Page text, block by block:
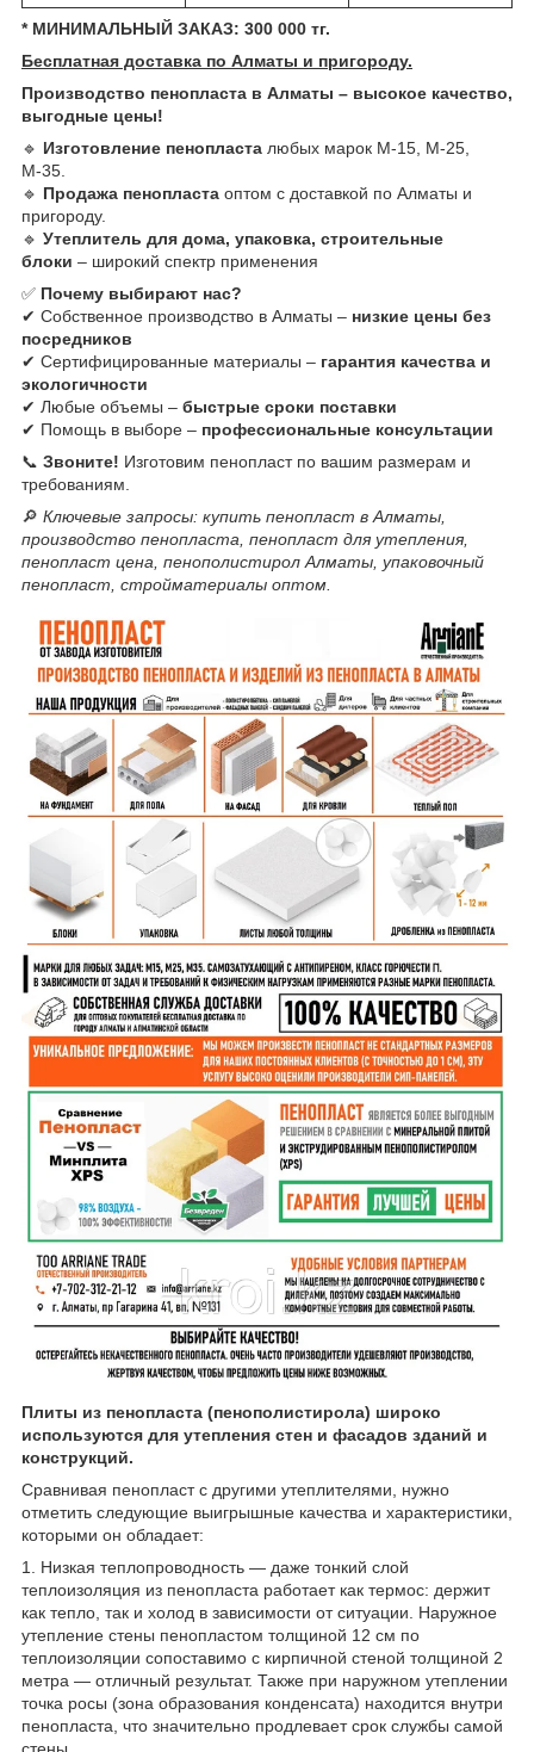
* МИНИМАЛЬНЫЙ ЗАКАЗ: 300 000 тг.
Бесплатная доставка по Алматы и пригороду.
Производство пенопласта в Алматы – высокое качество,
выгодные цены!
🔹 Изготовление пенопласта любых марок М-15, М-25,
М-35.
🔹 Продажа пенопласта оптом с доставкой по Алматы и
пригороду.
🔹 Утеплитель для дома, упаковка, строительные
блоки – широкий спектр применения
✅ Почему выбирают нас?
✔ Собственное производство в Алматы – низкие цены без
посредников
✔ Сертифицированные материалы – гарантия качества и
экологичности
✔ Любые объемы – быстрые сроки поставки
✔ Помощь в выборе – профессиональные консультации
📞 Звоните! Изготовим пенопласт по вашим размерам и
требованиям.
🔎 Ключевые запросы: купить пенопласт в Алматы,
производство пенопласта, пенопласт для утепления,
пенопласт цена, пенополистирол Алматы, упаковочный
пенопласт, стройматериалы оптом.
Плиты из пенопласта (пенополистирола) широко
используются для утепления стен и фасадов зданий и
конструкций.
Сравнивая пенопласт с другими утеплителями, нужно
отметить следующие выигрышные качества и характеристики,
которыми он обладает:
1. Низкая теплопроводность — даже тонкий слой
теплоизоляция из пенопласта работает как термос: держит
как тепло, так и холод в зависимости от ситуации. Наружное
утепление стены пенопластом толщиной 12 см по
теплоизоляции сопоставимо с кирпичной стеной толщиной 2
метра — отличный результат. Также при наружном утеплении
точка росы (зона образования конденсата) находится внутри
пенопласта, что значительно продлевает срок службы самой